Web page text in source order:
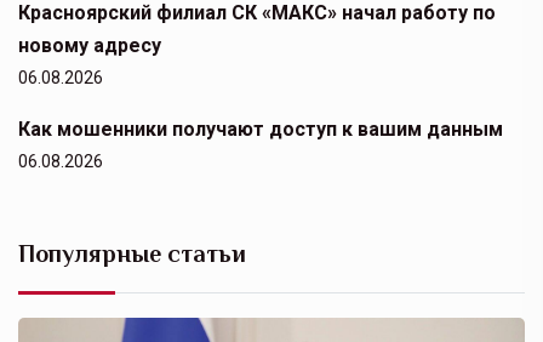
Красноярский филиал СК «МАКС» начал работу по
новому адресу
06.08.2026
Как мошенники получают доступ к вашим данным
06.08.2026
Популярные статьи